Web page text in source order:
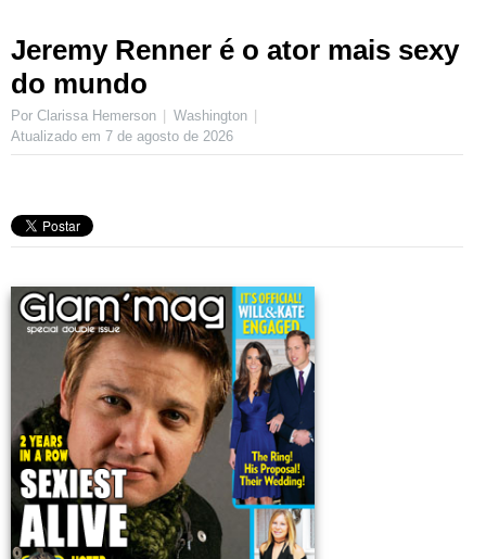
Jeremy Renner é o ator mais sexy
do mundo
Por Clarissa Hemerson
Washington
Atualizado em 7 de agosto de 2026